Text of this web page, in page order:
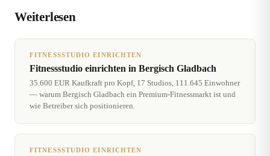
Weiterlesen
FITNESSSTUDIO EINRICHTEN
Fitnessstudio einrichten in Bergisch Gladbach
35.600 EUR Kaufkraft pro Kopf, 17 Studios, 111.645 Einwohner
— warum Bergisch Gladbach ein Premium-Fitnessmarkt ist und
wie Betreiber sich positionieren.
FITNESSSTUDIO EINRICHTEN